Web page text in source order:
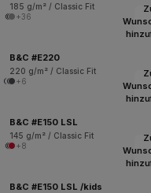
185 g/m² / Classic Fit
+36
B&C #E220
220 g/m² / Classic Fit
+6
B&C #E150 LSL
145 g/m² / Classic Fit
+8
B&C #E150 LSL /kids